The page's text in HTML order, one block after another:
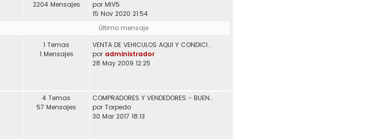
2204 Mensajes
por MiV5
15 Nov 2020 21:54
Último mensaje
1 Temas
1 Mensajes
VENTA DE VEHICULOS AQUI Y CONDICIONES DE USO.
por administrador
28 May 2009 12:25
4 Temas
57 Mensajes
COMPRADORES Y VENDEDORES - BUENOS Y MALOS
por Torpedo
30 Mar 2017 18:13